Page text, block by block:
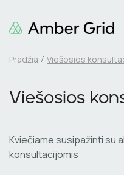
Pradžia Viešosios
Viešosios
Kviečiame susipažinti su
konsultacijomis